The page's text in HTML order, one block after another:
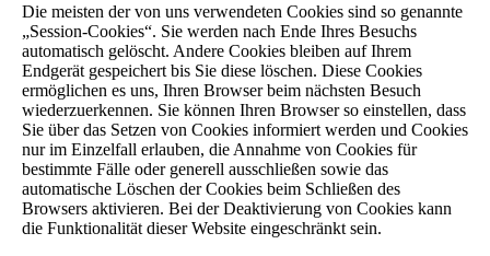
Die meisten der von uns verwendeten Cookies sind so genannte
„Session-Cookies“. Sie werden nach Ende Ihres Besuchs
automatisch gelöscht. Andere Cookies bleiben auf Ihrem
Endgerät gespeichert bis Sie diese löschen. Diese Cookies
ermöglichen es uns, Ihren Browser beim nächsten Besuch
wiederzuerkennen. Sie können Ihren Browser so einstellen, dass
Sie über das Setzen von Cookies informiert werden und Cookies
nur im Einzelfall erlauben, die Annahme von Cookies für
bestimmte Fälle oder generell ausschließen sowie das
automatische Löschen der Cookies beim Schließen des
Browsers aktivieren. Bei der Deaktivierung von Cookies kann
die Funktionalität dieser Website eingeschränkt sein.